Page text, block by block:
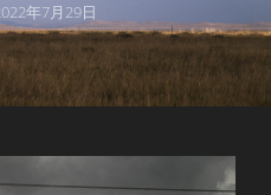
年7月29日